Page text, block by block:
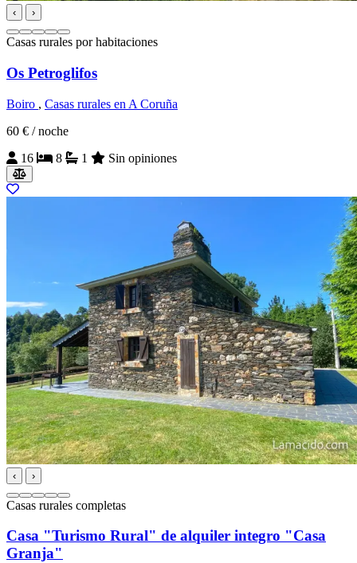
‹ ›
Casas rurales por habitaciones
Os Petroglifos
Boiro , Casas rurales en A Coruña
60 € / noche
16
8 1 Sin opiniones
‹ ›
Casas rurales completas
Casa "Turismo Rural" de alquiler integro "Casa
Granja"